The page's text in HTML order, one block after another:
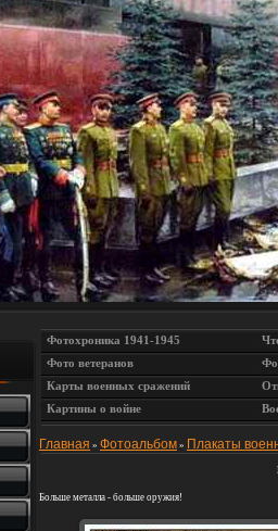
Фотохроника 1941-1945
Фото ветеранов
Карты военных сражений
Картины о войне
Главная » Фотоальбом » Плакаты
Больше металла - больше оружия!